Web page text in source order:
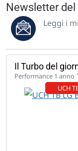
Newsletter
Leggi i
Il Turbo del
Performance 1 anno
UCH